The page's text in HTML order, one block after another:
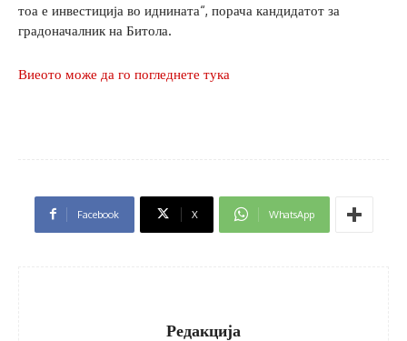
тоа е инвестиција во иднината“, порача кандидатот за
градоначалник на Битола.
Виеото може да го погледнете тука
Facebook X WhatsApp
Редакција